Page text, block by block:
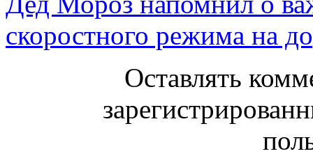
скоростного режима на
Оставлять